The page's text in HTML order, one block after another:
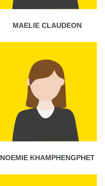
MAELIE CLAUDEON
NOEMIE KHAMPHENGPHET